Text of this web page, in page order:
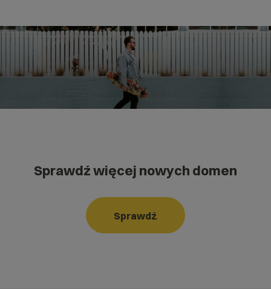
Sprawdź więcej nowych domen
Sprawdź